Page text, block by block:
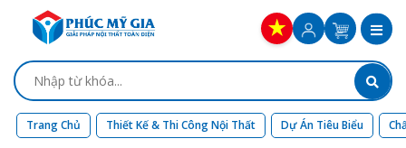
Trang Chủ Thiết Kế & Thi Công Nội Thất Dự Án Tiêu Biểu